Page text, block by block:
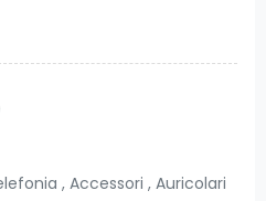
, Accessori , Auricolari